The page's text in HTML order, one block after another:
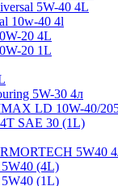
5W-40 4L
10w-40 4l
20 4L
20 1L
5W-30 4л
LD 10W-40/
SAE 30 (1L)
5W40
5W40 (4L)
5W40 (1L)